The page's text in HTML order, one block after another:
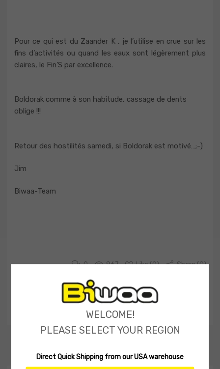
Pour ce qui est du Zaander K , je l’utilise en crue sur les
fins d’activités ou quand les eaux sont légèrement plus
claires, le Fin’S par excellence.
Boldorak comme à son habitude, cassage de dents
oblige !!!
Retour des hostilités samedi, si Boldorak est motivé…;-)
Jim
Biwaa-Team
0 867 Like (0) Share (0)
Previous Post
WELCOME!
PLEASE SELECT YOUR REGION
Direct Quick Shipping from our USA warehouse